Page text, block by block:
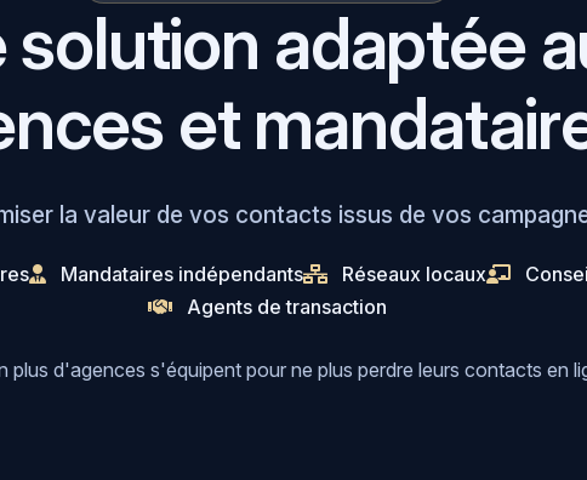
solution adaptée
et
la valeur de vos contacts issus de vos
Mandataires indépendants Réseaux locaux
Agents de transaction
plus d'agences s'équipent pour ne plus perdre leurs contacts en